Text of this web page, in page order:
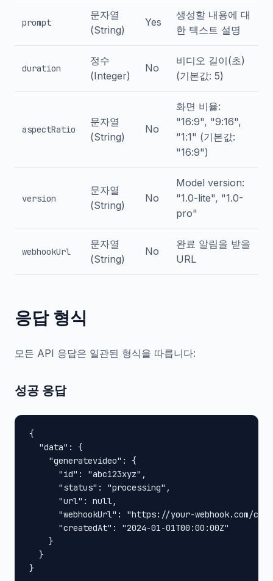
prompt
문자열
(String)
Yes
생성할 내용에 대
한 텍스트 설명
duration
정수
(Integer)
No
비디오 길이(초)
(기본값: 5)
aspectRatio
문자열
(String)
No
화면 비율:
"16:9", "9:16",
"1:1" (기본값:
"16:9")
version
문자열
(String)
No
Model version:
"1.0-lite", "1.0-
pro"
webhookUrl
문자열
(String)
No
완료 알림을 받을
URL
응답 형식
모든 API 응답은 일관된 형식을 따릅니다:
성공 응답
{
  "data": {
    "generatevideo": {
      "id": "abc123xyz",
      "status": "processing",
      "url": null,
"webhookUrl": "https://your-webhook.com/
      "createdAt": "2024-01-01T00:00:00Z"
    }
  }
}